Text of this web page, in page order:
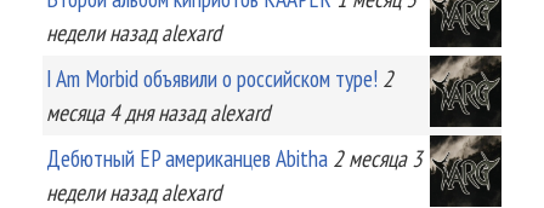
неделиназад alexard
I Am Morbid объявили о российском туре! 2
месяца 4 дняназад alexard
Дебютный EP американцев Abitha 2 месяца 3
неделиназад alexard